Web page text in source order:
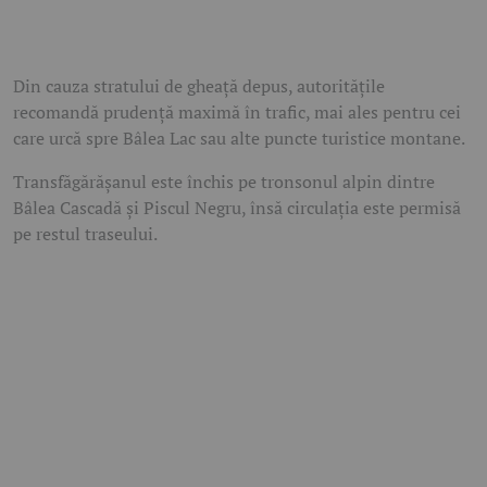
Din cauza stratului de gheață depus, autoritățile
recomandă prudență maximă în trafic, mai ales pentru cei
care urcă spre Bâlea Lac sau alte puncte turistice montane.
Transfăgărășanul este închis pe tronsonul alpin dintre
Bâlea Cascadă și Piscul Negru, însă circulația este permisă
pe restul traseului.